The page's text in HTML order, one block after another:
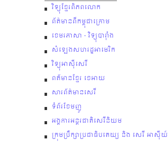
វិទ្យុខ្មែរពិភពលោក
ព័ត៌មានពីកម្ពុជាក្រោម
ខេមរភាសា - វិទ្យុបារ៉ាំង
សំឡេងសហរដ្ឋអាមេរិក
វិទ្យុអាស៊ីសេរី
ពត័មានខ្មែរ ខេអាយ
សារព័ត៌មានសេរី
ទំព័រខែមញូ
អង្គការអន្ដរជាតិសេរីនិយម
ក្រុមប្រឹក្សាប្រជាធិបតេយ្យ និង សេរី អាស៊ីយ៏